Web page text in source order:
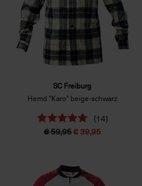
SC Freiburg
Hemd "Karo" beige-schwarz
(14)
€ 59,95€ 39,95